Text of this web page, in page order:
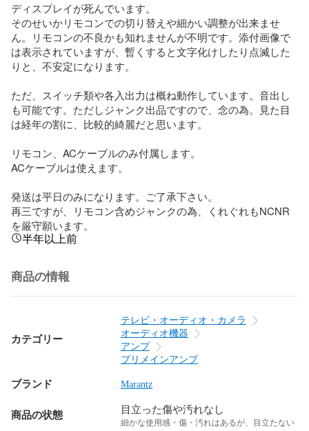
ディスプレイが死んでいます。
そのせいかリモコンでの切り替えや細かい調整が出来ませ
ん。リモコンの不良かも知れませんが不明です。添付画像で
は表示されていますが、暫くすると文字化けしたり点滅した
りと、不安定になります。
ただ、スイッチ類や各入出力は概ね動作しています。音出し
も可能です。ただしジャンク出品ですので、念の為。見た目
は経年の割に、比較的綺麗だと思います。
リモコン、ACケーブルのみ付属します。
ACケーブルは使えます。
発送は平日のみになります。ご了承下さい。
再三ですが、リモコン含めジャンクの為、くれぐれもNCNR
を厳守願います。
半年以上前
商品の情報
カテゴリー
テレビ・オーディオ・カメラ
オーディオ機器
アンプ
プリメインアンプ
ブランド Marantz
商品の状態 目立った傷や汚れなし
細かな使用感・傷・汚れはあるが、目立たない